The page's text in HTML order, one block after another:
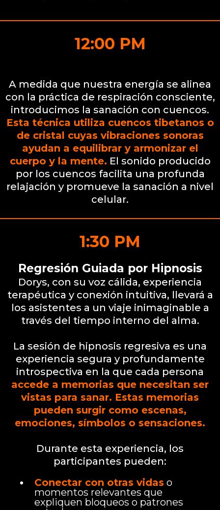
12:00 PM
A medida que nuestra energía se alinea
con la práctica de respiración consciente,
introducimos la sanación con cuencos.
Esta técnica utiliza cuencos tibetanos o
de cristal cuyas vibraciones sonoras
ayudan a equilibrar y armonizar el
cuerpo y la mente. El sonido producido
por los cuencos facilita una profunda
relajación y promueve la sanación a nivel
celular.
1:30 PM
Regresión Guiada por Hipnosis
Dorys, con su voz cálida, experiencia
terapéutica y conexión intuitiva, llevará a
los asistentes a un viaje inimaginable a
través del tiempo interno del alma.
La sesión de hipnosis regresiva es una
experiencia segura y profundamente
introspectiva en la que cada persona
accede a memorias que necesitan ser
vistas para sanar. Estas memorias
pueden surgir como escenas,
emociones, símbolos o sensaciones.
Durante esta experiencia, los
participantes pueden:
Conectar con otras vidas o
momentos relevantes que
expliquen bloqueos o patrones